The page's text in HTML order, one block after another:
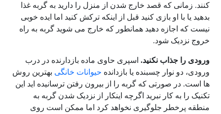
کنند. زمانی که قصد خارج شدن از منزل را دارید به گربه غذا
بدهید یا با او بازی کنید قبل از اینکه ترکش کنید اما ایده خوبی
نیست که اجازه دهید همانطور که خارج می شوید گربه به راه
خروج نزدیک شود.
ورودی را جذاب نکنید.اسپری حاوی ماده بازدارنده در درب
ورودی، دو نوار چسبنده یا بازدانده حیوانات خانگی بهترین روش
ها است. در صورتی که گربه را از بیرون رفتن ترسانیده اید این
تکنیک را به کار نبرید اگرچه اینکار از نزدیک شدن گربه به
منطقه پرخطر جلوگیری نخواهد کرد اما ممکن است روی